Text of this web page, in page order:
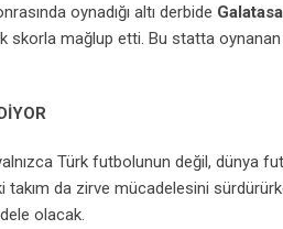
oynadığı altı derbide
skorla mağlup etti. Bu statta
Türk futbolunun değil, dünya
da zirve mücadelesini
olacak.